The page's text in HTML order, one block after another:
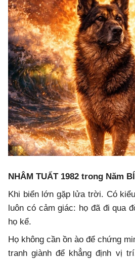
NHÂM TUẤT 1982 trong Năm
Khi biển lớn gặp lửa trời. Có
luôn có cảm giác: họ đã đi qua
họ kể.
Họ không cần ồn ào để chứng
tranh giành để khẳng định vị